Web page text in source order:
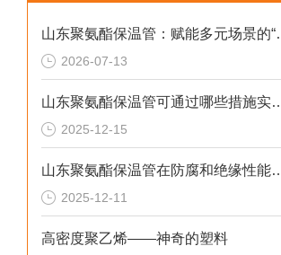
山东聚氨
2026-07-13
山东聚氨酯保温管可通过
2025-12-15
山东聚氨酯保温管在防腐
2025-12-11
高密度聚乙烯——神奇的塑料